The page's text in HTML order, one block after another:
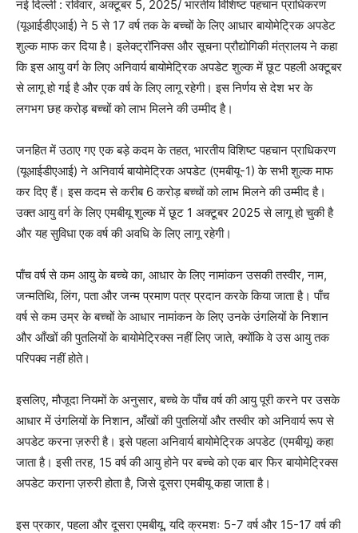
नई दिल्ली : रविवार, अक्टूबर 5, 2025/ भारतीय विशिष्ट पहचान प्राधिकरण
(यूआईडीएआई) ने 5 से 17 वर्ष तक के बच्चों के लिए आधार बायोमेट्रिक अपडेट
शुल्क माफ कर दिया है। इलेक्ट्रॉनिक्स और सूचना प्रौद्योगिकी मंत्रालय ने कहा
कि इस आयु वर्ग के लिए अनिवार्य बायोमेट्रिक अपडेट शुल्क में छूट पहली अक्टूबर
से लागू हो गई है और एक वर्ष के लिए लागू रहेगी। इस निर्णय से देश भर के
लगभग छह करोड़ बच्चों को लाभ मिलने की उम्मीद है।
जनहित में उठाए गए एक बड़े कदम के तहत, भारतीय विशिष्ट पहचान प्राधिकरण
(यूआईडीएआई) ने अनिवार्य बायोमेट्रिक अपडेट (एमबीयू-1) के सभी शुल्क माफ
कर दिए हैं। इस कदम से करीब 6 करोड़ बच्चों को लाभ मिलने की उम्मीद है।
उक्त आयु वर्ग के लिए एमबीयू शुल्क में छूट 1 अक्टूबर 2025 से लागू हो चुकी है
और यह सुविधा एक वर्ष की अवधि के लिए लागू रहेगी।
पाँच वर्ष से कम आयु के बच्चे का, आधार के लिए नामांकन उसकी तस्वीर, नाम,
जन्मतिथि, लिंग, पता और जन्म प्रमाण पत्र प्रदान करके किया जाता है। पाँच
वर्ष से कम उम्र के बच्चों के आधार नामांकन के लिए उनके उंगलियों के निशान
और आँखों की पुतलियों के बायोमेट्रिक्स नहीं लिए जाते, क्योंकि वे उस आयु तक
परिपक्व नहीं होते।
इसलिए, मौजूदा नियमों के अनुसार, बच्चे के पाँच वर्ष की आयु पूरी करने पर उसके
आधार में उंगलियों के निशान, आँखों की पुतलियों और तस्वीर को अनिवार्य रूप से
अपडेट करना ज़रुरी है। इसे पहला अनिवार्य बायोमेट्रिक अपडेट (एमबीयू) कहा
जाता है। इसी तरह, 15 वर्ष की आयु होने पर बच्चे को एक बार फिर बायोमेट्रिक्स
अपडेट कराना ज़रुरी होता है, जिसे दूसरा एमबीयू कहा जाता है।
इस प्रकार, पहला और दूसरा एमबीयू, यदि क्रमशः 5-7 वर्ष और 15-17 वर्ष की